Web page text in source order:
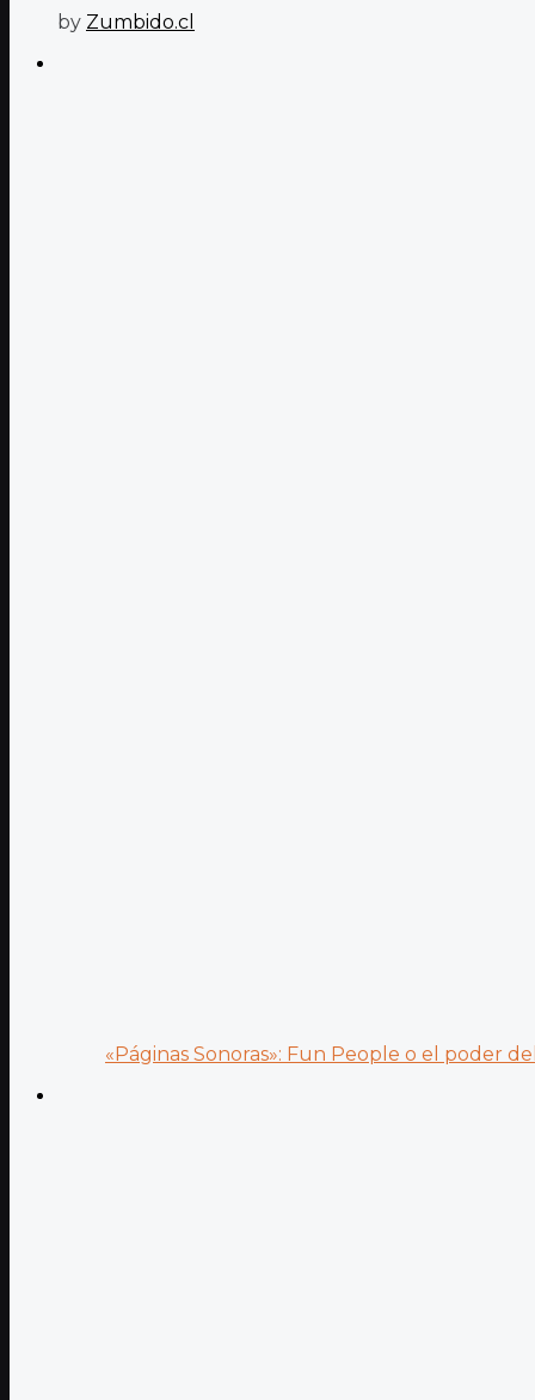
by Zumbido.cl
«Páginas Sonoras»: Fun People o el poder